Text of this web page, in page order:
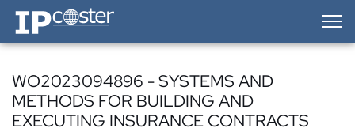
IP-Coster — Home
WO2023094896 - SYSTEMS AND
METHODS FOR BUILDING AND
EXECUTING INSURANCE CONTRACTS